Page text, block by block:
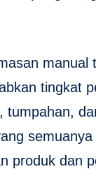
manual
tingkat
tumpahan,
produk dan